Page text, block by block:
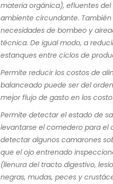
materia orgánica), efluentes
ambiente circundante.
necesidades de bombeo y
técnica. De igual modo, a
estanques entre ciclos de
Permite reducir los costos de
balanceado puede ser del
mejor flujo de gasto en los
Permite detectar el estado de
levantarse el comedero para el
detectar algunos camarones
que el ojo entrenado
(llenura del tracto digestivo,
negras, mudas, peces y